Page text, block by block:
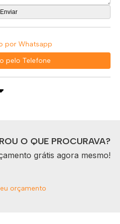
por Whatsapp
pelo Telefone
O QUE PROCURAVA?
grátis agora mesmo!
orçamento